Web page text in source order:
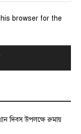
browser for the
দিবস উপলক্ষে রুমায়